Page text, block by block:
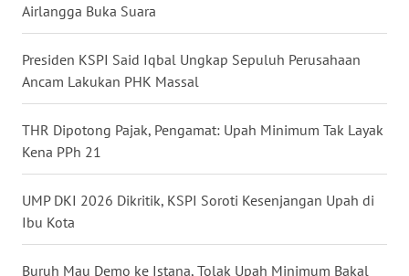
Airlangga Buka Suara
Presiden KSPI Said Iqbal Ungkap Sepuluh Perusahaan
Ancam Lakukan PHK Massal
THR Dipotong Pajak, Pengamat: Upah Minimum Tak Layak
Kena PPh 21
UMP DKI 2026 Dikritik, KSPI Soroti Kesenjangan Upah di
Ibu Kota
Buruh Mau Demo ke Istana, Tolak Upah Minimum Bakal
WN
JATENG